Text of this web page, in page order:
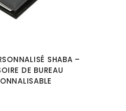
SHABA –
DE BUREAU